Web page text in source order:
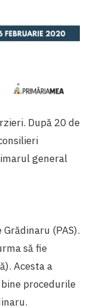
După 20 de
general
(PAS).
să fie
Acesta a
procedurile